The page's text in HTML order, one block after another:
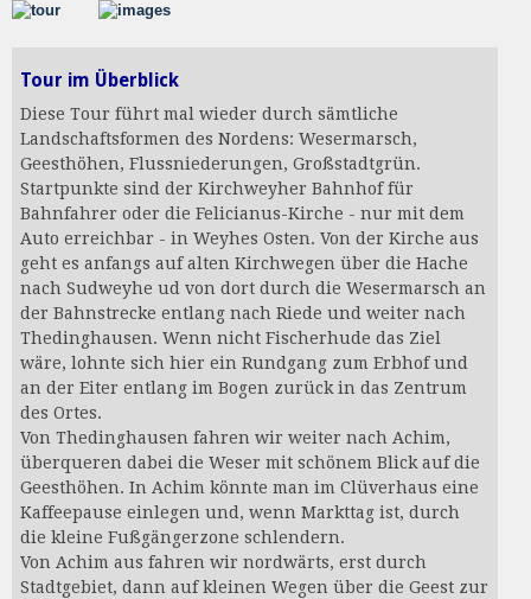
Tour im Überblick
Diese Tour führt mal wieder durch sämtliche
Landschaftsformen des Nordens: Wesermarsch,
Geesthöhen, Flussniederungen, Großstadtgrün.
Startpunkte sind der Kirchweyher Bahnhof für
Bahnfahrer oder die Felicianus-Kirche - nur mit dem
Auto erreichbar - in Weyhes Osten. Von der Kirche aus
geht es anfangs auf alten Kirchwegen über die Hache
nach Sudweyhe ud von dort durch die Wesermarsch an
der Bahnstrecke entlang nach Riede und weiter nach
Thedinghausen. Wenn nicht Fischerhude das Ziel
wäre, lohnte sich hier ein Rundgang zum Erbhof und
an der Eiter entlang im Bogen zurück in das Zentrum
des Ortes.
Von Thedinghausen fahren wir weiter nach Achim,
überqueren dabei die Weser mit schönem Blick auf die
Geesthöhen. In Achim könnte man im Clüverhaus eine
Kaffeepause einlegen und, wenn Markttag ist, durch
die kleine Fußgängerzone schlendern.
Von Achim aus fahren wir nordwärts, erst durch
Stadtgebiet, dann auf kleinen Wegen über die Geest zur